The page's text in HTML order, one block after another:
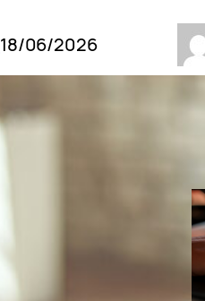
18/06/2026